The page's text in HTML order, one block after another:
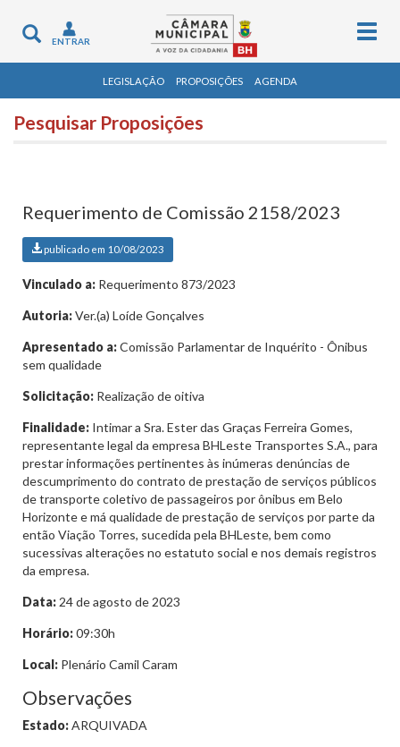
Toggle
navigation
ENTRAR
LEGISLAÇÃO PROPOSIÇÕES AGENDA
Pesquisar Proposições
Requerimento de Comissão 2158/2023
publicado em 10/08/2023
Vinculado a: Requerimento 873/2023
Autoria:Ver.(a) Loíde Gonçalves
Apresentado a:Comissão Parlamentar de Inquérito - Ônibus
sem qualidade
Solicitação: Realização de oitiva
Finalidade: Intimar a Sra. Ester das Graças Ferreira Gomes,
representante legal da empresa BHLeste Transportes S.A., para
prestar informações pertinentes às inúmeras denúncias de
descumprimento do contrato de prestação de serviços públicos
de transporte coletivo de passageiros por ônibus em Belo
Horizonte e má qualidade de prestação de serviços por parte da
então Viação Torres, sucedida pela BHLeste, bem como
sucessivas alterações no estatuto social e nos demais registros
da empresa.
Data: 24 de agosto de 2023
Horário:09:30h
Local: Plenário Camil Caram
Observações
Estado:ARQUIVADA